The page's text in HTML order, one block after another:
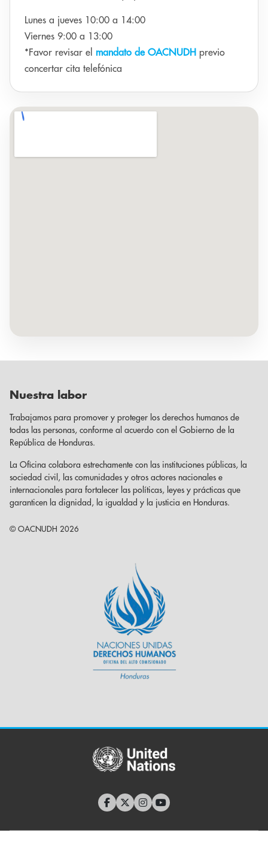
Lunes a jueves 10:00 a 14:00
Viernes 9:00 a 13:00
*Favor revisar el mandato de OACNUDH previo
concertar cita telefónica
Nuestra labor
Trabajamos para promover y proteger los derechos humanos de
todas las personas, conforme al acuerdo con el Gobierno de la
República de Honduras.
La Oficina colabora estrechamente con las instituciones públicas, la
sociedad civil, las comunidades y otros actores nacionales e
internacionales para fortalecer las políticas, leyes y prácticas que
garanticen la dignidad, la igualdad y la justicia en Honduras.
© OACNUDH 2026